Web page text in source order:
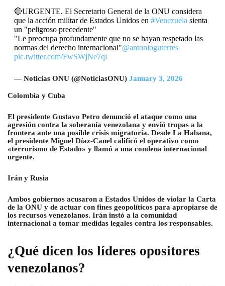
🔴URGENTE. El Secretario General de la ONU considera
que la acción militar de Estados Unidos en #Venezuela sienta
un "peligroso precedente"
"Le preocupa profundamente que no se hayan respetado las
normas del derecho internacional"@antonioguterres
pic.twitter.com/FwSWjNe7qi
— Noticias ONU (@NoticiasONU) January 3, 2026
Colombia y Cuba
El presidente Gustavo Petro denunció el ataque como una
agresión contra la soberanía venezolana y envió tropas a la
frontera ante una posible crisis migratoria. Desde La Habana,
el presidente Miguel Díaz-Canel calificó el operativo como
«terrorismo de Estado» y llamó a una condena internacional
urgente.
Irán y Rusia
Ambos gobiernos acusaron a Estados Unidos de violar la Carta
de la ONU y de actuar con fines geopolíticos para apropiarse de
los recursos venezolanos. Irán instó a la comunidad
internacional a tomar medidas legales contra los responsables.
¿Qué dicen los líderes opositores
venezolanos?